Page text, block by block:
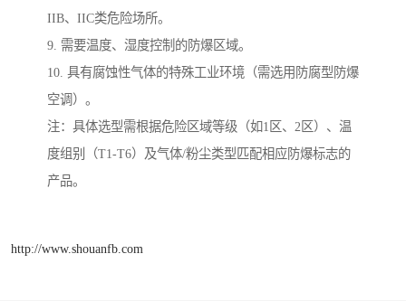
IIB、IIC类危险场所。
9. 需要温度、湿度控制的防爆区域。
10. 具有腐蚀性气体的特殊工业环境（需选用防腐型防爆
空调）。
注：具体选型需根据危险区域等级（如1区、2区）、温
度组别（T1-T6）及气体/粉尘类型匹配相应防爆标志的
产品。
http://www.shouanfb.com